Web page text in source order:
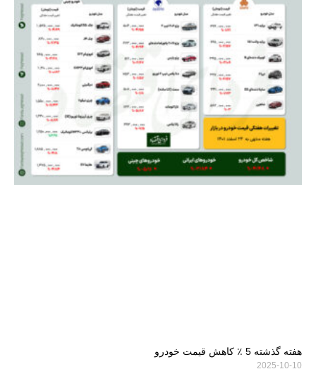
هفته گذشته 5 ٪ کاهش قیمت خودرو
2025-10-10